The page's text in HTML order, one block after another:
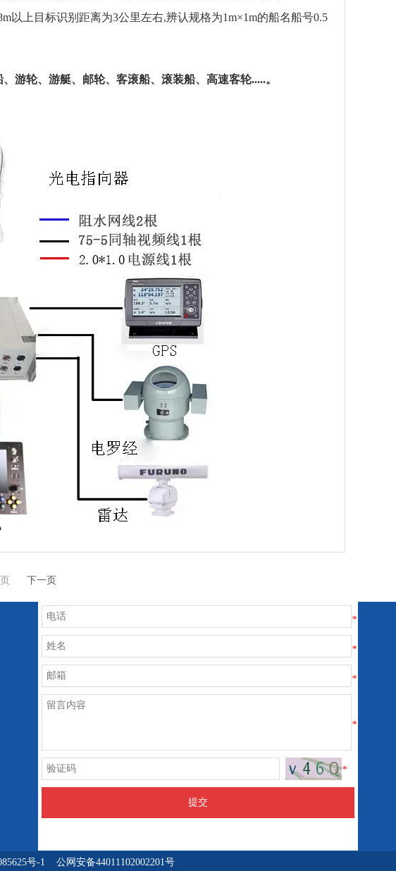
以上目标识别距离为3公里左右,辨认规格为1m×1m的船名船号0.5
游轮、游艇、邮轮、客滚船、滚装船、高速客轮.....。
下一页
*
*
*
*
*
提交
号-1 公网安备44011102002201号